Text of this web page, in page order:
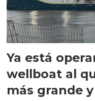
Ya está
wellboat al
más grande